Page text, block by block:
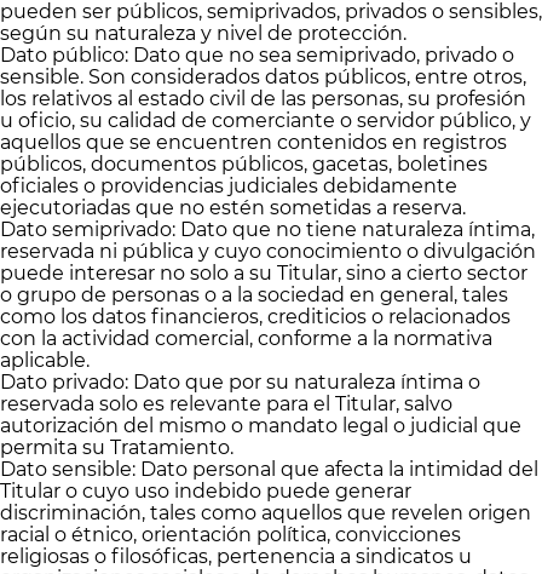
pueden ser públicos, semiprivados, privados o sensibles,
según su naturaleza y nivel de protección.
Dato público: Dato que no sea semiprivado, privado o
sensible. Son considerados datos públicos, entre otros,
los relativos al estado civil de las personas, su profesión
u oficio, su calidad de comerciante o servidor público, y
aquellos que se encuentren contenidos en registros
públicos, documentos públicos, gacetas, boletines
oficiales o providencias judiciales debidamente
ejecutoriadas que no estén sometidas a reserva.
Dato semiprivado: Dato que no tiene naturaleza íntima,
reservada ni pública y cuyo conocimiento o divulgación
puede interesar no solo a su Titular, sino a cierto sector
o grupo de personas o a la sociedad en general, tales
como los datos financieros, crediticios o relacionados
con la actividad comercial, conforme a la normativa
aplicable.
Dato privado: Dato que por su naturaleza íntima o
reservada solo es relevante para el Titular, salvo
autorización del mismo o mandato legal o judicial que
permita su Tratamiento.
Dato sensible: Dato personal que afecta la intimidad del
Titular o cuyo uso indebido puede generar
discriminación, tales como aquellos que revelen origen
racial o étnico, orientación política, convicciones
religiosas o filosóficas, pertenencia a sindicatos u